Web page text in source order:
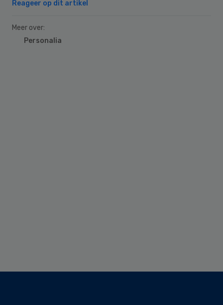
Reageer op dit artikel
Meer over:
Personalia